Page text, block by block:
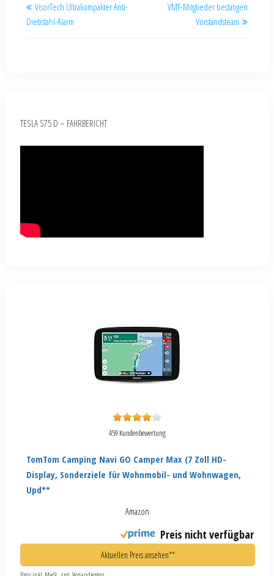
VisorTech Ultrakompakter Anti-
Diebstahl-Alarm
VMF-Mitglieder bestätigen
Vorstandsteam
TESLA S75 D – FAHRBERICHT
459 Kundenbewertung
TomTom Camping Navi GO Camper Max (7 Zoll HD-
Display, Sonderziele für Wohnmobil- und Wohnwagen,
Upd**
Amazon
Preis nicht verfügbar
Aktuellen Preis ansehen**